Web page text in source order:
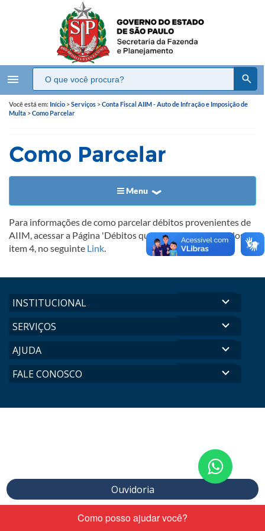
menu
nos
pelo
Você está em: Início >Serviços >Conta Fiscal AIIM - Auto de Infração e Imposição de
Multa >Como Parcelar
Como Parcelar
Menu
Para informações de como parcelar débitos provenientes de
AIIM, acessar a Página 'Débitos que podem ser parcelados',
item 4, no seguinte Link.​
INSTITUCIONAL expand_more
SERVIÇOS expand_more
AJUDA expand_more
FALE CONOSCO expand_more
Ouvidoria
Transparência